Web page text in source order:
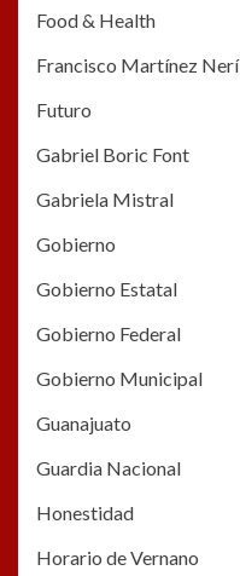
Food & Health
Francisco Martínez Nerí
Futuro
Gabriel Boric Font
Gabriela Mistral
Gobierno
Gobierno Estatal
Gobierno Federal
Gobierno Municipal
Guanajuato
Guardia Nacional
Honestidad
Horario de Vernano